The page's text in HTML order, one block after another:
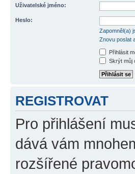
Uživatelské jméno:
Heslo:
Zapomněl(a)
Znovu poslat
Přihlásit
Skrýt můj
REGISTROVAT
Pro přihlášení
dává vám
rozšířené